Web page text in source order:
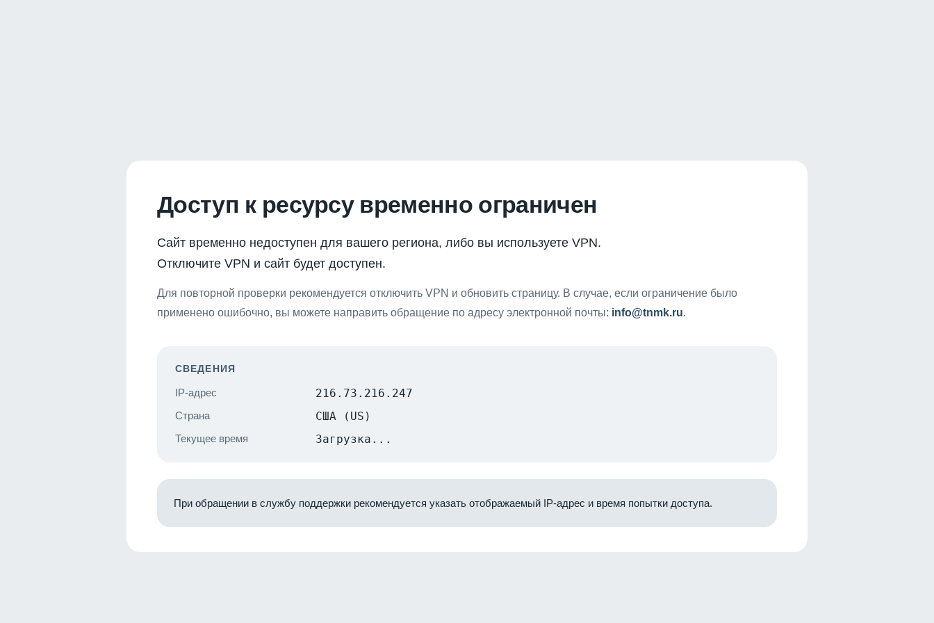
Доступ к ресурсу временно ограничен
Сайт временно недоступен для вашего региона, либо вы используете VPN.
Отключите VPN и сайт будет доступен.
Для повторной проверки рекомендуется отключить VPN и обновить страницу. В случае, если ограничение было
применено ошибочно, вы можете направить обращение по адресу электронной почты: info@tnmk.ru.
СВЕДЕНИЯ
IP-адрес 216.73.216.247
Страна США (US)
Текущее время Загрузка...
При обращении в службу поддержки рекомендуется указать отображаемый IP-адрес и время попытки доступа.